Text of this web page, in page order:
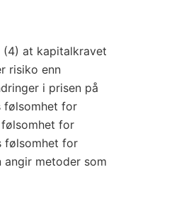
at kapitalkravet
risiko enn
i prisen på
følsomhet for
for
følsomhet for
angir metoder som